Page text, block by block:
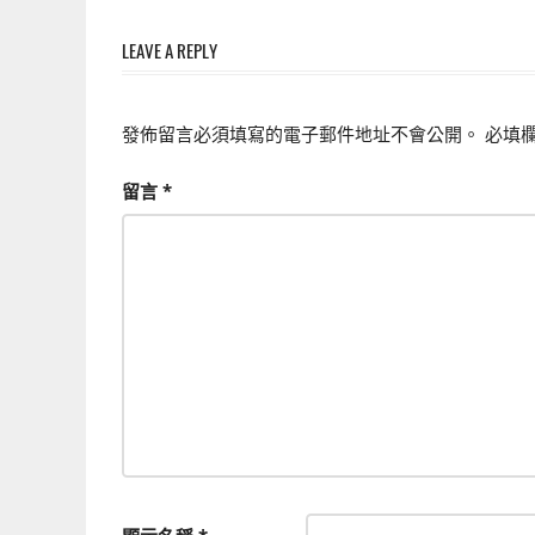
導
覽
LEAVE A REPLY
發佈留言必須填寫的電子郵件地址不會公開。 必填
留言 *